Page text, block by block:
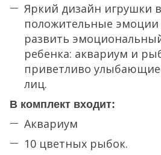
Яркий дизайн игрушки
положительные
развить
ребенка: аквариум и
приветливо
лиц.
В комплект входит:
Аквариум
10 цветных рыбок.